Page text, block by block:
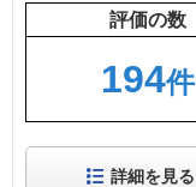
評価の数
194件
詳細を見る